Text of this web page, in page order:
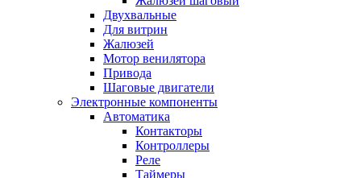
Двухвальные
Для витрин
Жалюзей
Мотор венилятора
Привода
Шаговые двигатели
Электронные компоненты
Автоматика
Контакторы
Контроллеры
Реле
Таймеры